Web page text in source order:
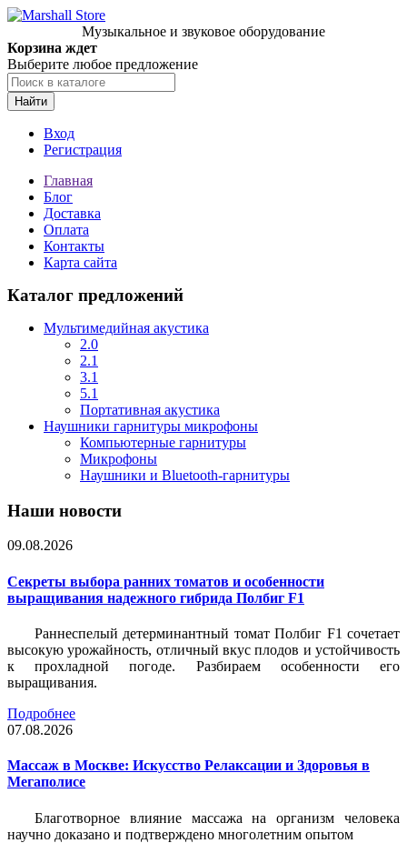
Музыкальное и звуковое оборудование
Корзина ждет
Выберите любое предложение
Найти
Вход
Регистрация
Главная
Блог
Доставка
Оплата
Контакты
Карта сайта
Каталог предложений
Мультимедийная акустика
2.0
2.1
3.1
5.1
Портативная акустика
Наушники гарнитуры микрофоны
Компьютерные гарнитуры
Микрофоны
Наушники и Bluetooth-гарнитуры
Наши новости
09.08.2026
Секреты выбора ранних томатов и особенности
выращивания надежного гибрида Полбиг F1
Раннеспелый детерминантный томат Полбиг F1 сочетает
высокую урожайность, отличный вкус плодов и устойчивость
к прохладной погоде. Разбираем особенности его
выращивания.
Подробнее
07.08.2026
Массаж в Москве: Искусство Релаксации и Здоровья в
Мегаполисе
Благотворное влияние массажа на организм человека
научно доказано и подтверждено многолетним опытом